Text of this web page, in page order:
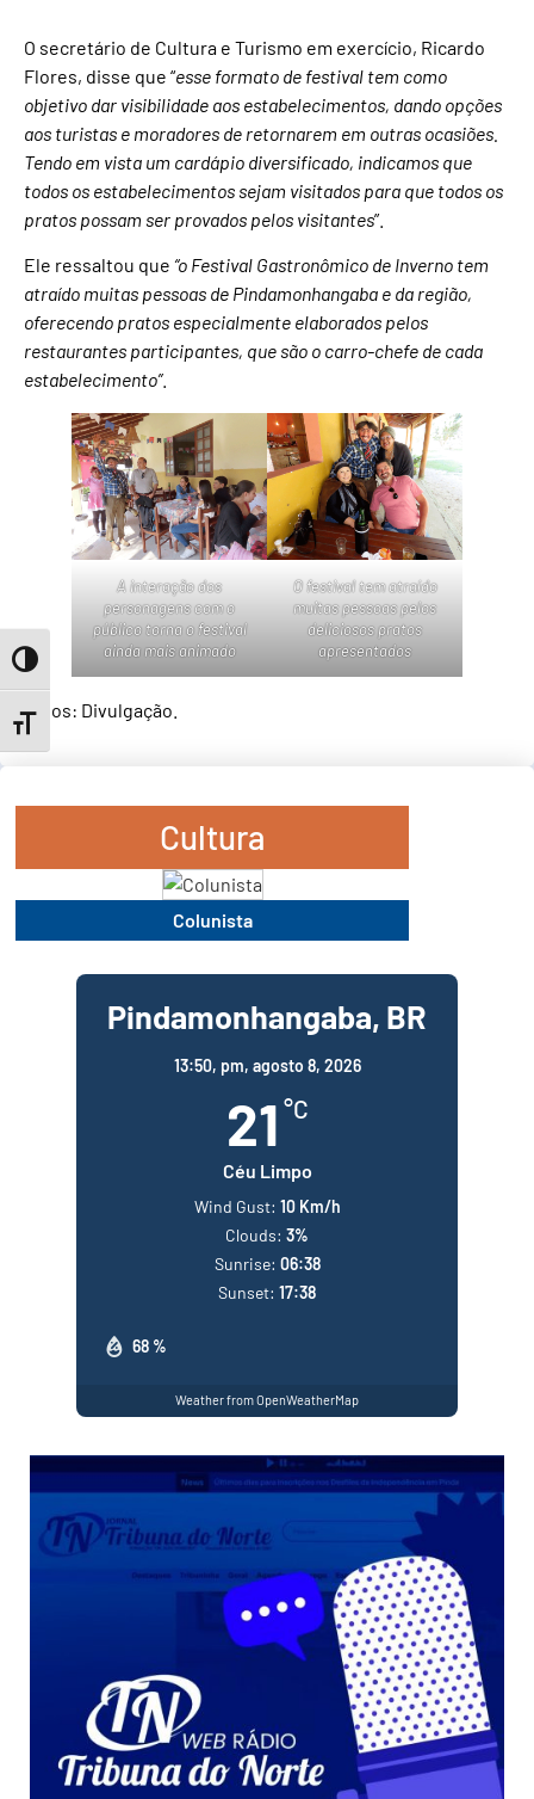
Toggle High Contrast
Toggle Font size
O secretário de Cultura e Turismo em exercício, Ricardo
Flores, disse que “esse formato de festival tem como
objetivo dar visibilidade aos estabelecimentos, dando opções
aos turistas e moradores de retornarem em outras ocasiões.
Tendo em vista um cardápio diversificado, indicamos que
todos os estabelecimentos sejam visitados para que todos os
pratos possam ser provados pelos visitantes”.
Ele ressaltou que “o Festival Gastronômico de Inverno tem
atraído muitas pessoas de Pindamonhangaba e da região,
oferecendo pratos especialmente elaborados pelos
restaurantes participantes, que são o carro-chefe de cada
estabelecimento”.
A interação dos
personagens com o
público torna o festival
ainda mais animado
O festival tem atraído
muitas pessoas pelos
deliciosos pratos
apresentados
Fotos: Divulgação.
Cultura
Colunista
Pindamonhangaba, BR
13:50, pm, agosto 8, 2026
21 °C
Céu Limpo
68 %
Wind Gust: 10 Km/h
Clouds: 3%
Sunrise: 06:38
Sunset: 17:38
Weather from OpenWeatherMap